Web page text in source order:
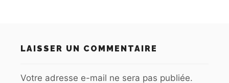
LAISSER UN COMMENTAIRE
Votre adresse e-mail ne sera pas publiée.